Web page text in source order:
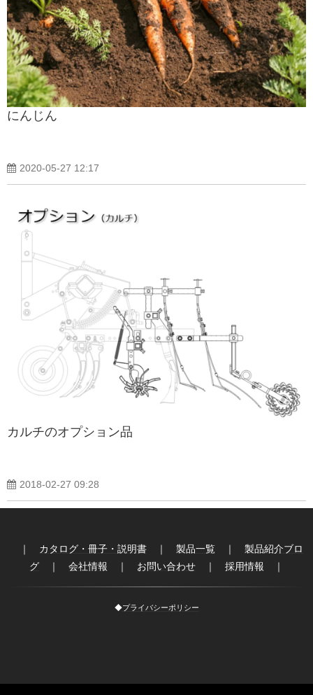
にんじん
2020-05-27 12:17
カルチのオプション品
2018-02-27 09:28
｜ カタログ・冊子・説明書 ｜ 製品一覧 ｜ 製品紹介ブロ
グ ｜ 会社情報 ｜ お問い合わせ ｜ 採用情報 ｜
◆プライバシーポリシー